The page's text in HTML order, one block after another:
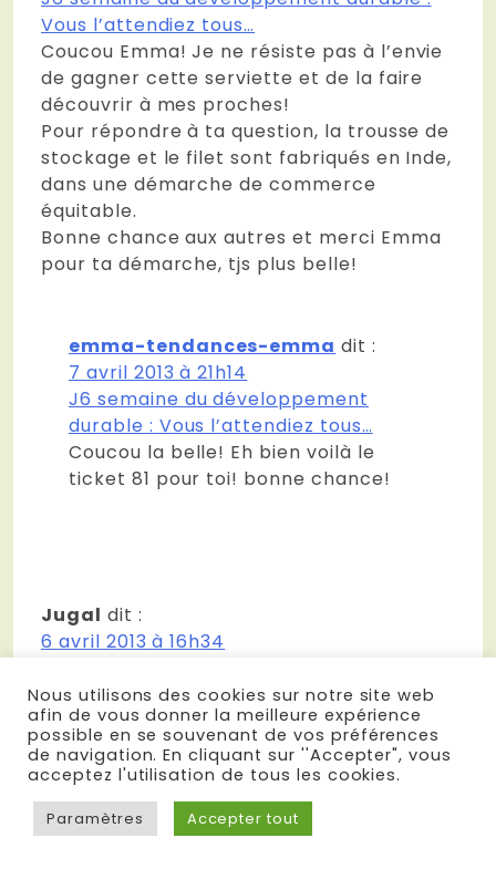
Vous l’attendiez tous…
Coucou Emma! Je ne résiste pas à l’envie
de gagner cette serviette et de la faire
découvrir à mes proches!
Pour répondre à ta question, la trousse de
stockage et le filet sont fabriqués en Inde,
dans une démarche de commerce
équitable.
Bonne chance aux autres et merci Emma
pour ta démarche, tjs plus belle!
emma-tendances-emma dit :
7 avril 2013 à 21h14
J6 semaine du développement
durable : Vous l’attendiez tous…
Coucou la belle! Eh bien voilà le
ticket 81 pour toi! bonne chance!
Jugal dit :
6 avril 2013 à 16h34
Vous l’attendiez tous…
dans une démarche de commerce
équitable….
emma-tendances-emma
Nous utilisons des cookies sur notre site web
afin de vous donner la meilleure expérience
possible en se souvenant de vos préférences
de navigation. En cliquant sur ''Accepter", vous
acceptez l'utilisation de tous les cookies.
Paramètres Accepter tout